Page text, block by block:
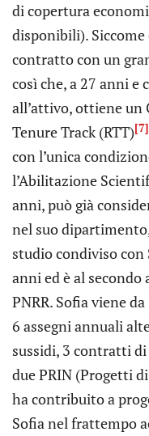
di copertura
disponibili).
contratto con un
così che, a 27 anni e
all’attivo, ottiene
Tenure Track (RTT)[7]
con l’unica
l’Abilitazione
anni, può già
nel suo
studio condiviso con
anni ed è al
PNRR. Sofia viene
6 assegni annuali
sussidi, 3 contratti
due PRIN (Progetti
ha contribuito a
Sofia nel frattempo